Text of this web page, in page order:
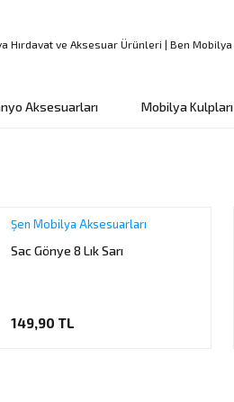
Aksesuarları Mobilya Kulpları
Şen Mobilya Aksesuarları
Sac Gönye 8 Lık Sarı
149,90 TL